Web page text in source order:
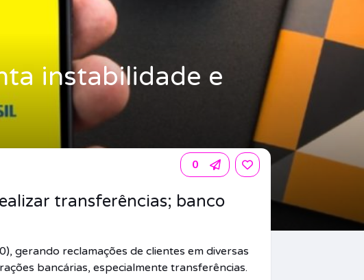
instabilidade e
0
transferências; banco
gerando reclamações de clientes em diversas
bancárias, especialmente transferências.